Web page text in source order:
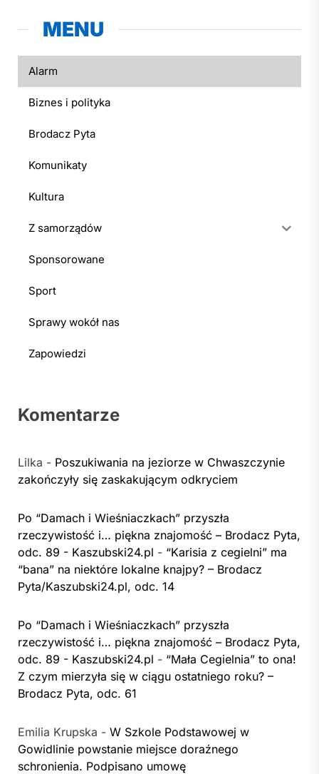
MENU
Alarm
Biznes i polityka
Brodacz Pyta
Komunikaty
Kultura
Z samorządów
Sponsorowane
Sport
Sprawy wokół nas
Zapowiedzi
Komentarze
Lilka - Poszukiwania na jeziorze w Chwaszczynie
zakończyły się zaskakującym odkryciem
Po “Damach i Wieśniaczkach” przyszła
rzeczywistość i… piękna znajomość – Brodacz Pyta,
odc. 89 - Kaszubski24.pl - “Karisia z cegielni” ma
“bana” na niektóre lokalne knajpy? – Brodacz
Pyta/Kaszubski24.pl, odc. 14
Po “Damach i Wieśniaczkach” przyszła
rzeczywistość i… piękna znajomość – Brodacz Pyta,
odc. 89 - Kaszubski24.pl - “Mała Cegielnia” to ona!
Z czym mierzyła się w ciągu ostatniego roku? –
Brodacz Pyta, odc. 61
Emilia Krupska - W Szkole Podstawowej w
Gowidlinie powstanie miejsce doraźnego
schronienia. Podpisano umowę